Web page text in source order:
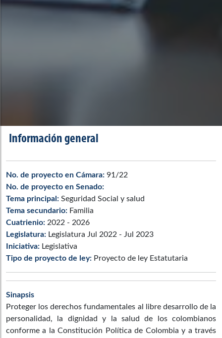
Información general
No. de proyecto en Cámara: 91/22
No. de proyecto en Senado:
Tema principal: Seguridad Social y salud
Tema secundario: Familia
Cuatrienio: 2022 - 2026
Legislatura: Legislatura Jul 2022 - Jul 2023
Iniciativa: Legislativa
Tipo de proyecto de ley: Proyecto de ley Estatutaria
Sinapsis
Proteger los derechos fundamentales al libre desarrollo de la
personalidad, la dignidad y la salud de los colombianos
conforme a la Constitución Política de Colombia y a través